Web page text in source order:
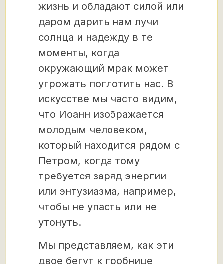
жизнь и обладают силой или
даром дарить нам лучи
солнца и надежду в те
моменты, когда
окружающий мрак может
угрожать поглотить нас. В
искусстве мы часто видим,
что Иоанн изображается
молодым человеком,
который находится рядом с
Петром, когда тому
требуется заряд энергии
или энтузиазма, например,
чтобы не упасть или не
утонуть.
Мы представляем, как эти
двое бегут к гробнице